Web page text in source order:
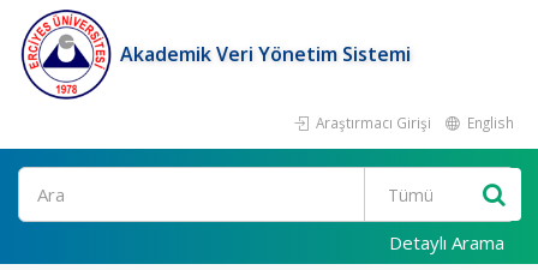
Akademik Veri Yönetim Sistemi
Araştırmacı Girişi English
Ara
Detaylı Arama